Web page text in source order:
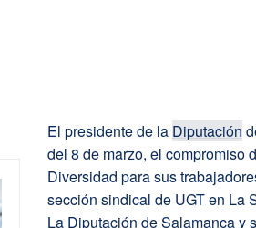
El presidente de la Diputación
del 8 de marzo, el compromiso
Diversidad para sus
sección sindical de UGT en La
La Diputación de Salamanca y